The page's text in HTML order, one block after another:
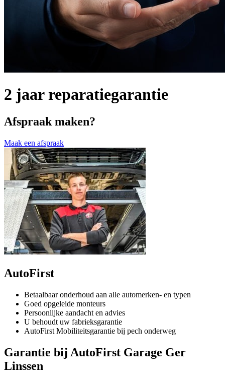
2 jaar reparatiegarantie
Afspraak maken?
Maak een afspraak
AutoFirst
Betaalbaar onderhoud aan alle automerken- en typen
Goed opgeleide monteurs
Persoonlijke aandacht en advies
U behoudt uw fabrieksgarantie
AutoFirst Mobiliteitsgarantie bij pech onderweg
Garantie bij AutoFirst Garage Ger
Linssen